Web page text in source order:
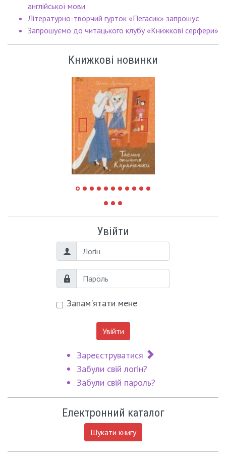
англійської мови
Літературно-творчий гурток «Пегасик» запрошує
Запрошуємо до читацького клубу «Книжкові серфери»
Книжкові новинки
Увійти
Логін
Пароль
Запам'ятати мене
Увійти
Зареєструватися
Забули свій логін?
Забули свій пароль?
Електронний каталог
Шукати книгу